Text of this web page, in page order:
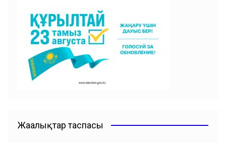
b
o
o
k
A
p
p
m
Жаңалықтар таспасы